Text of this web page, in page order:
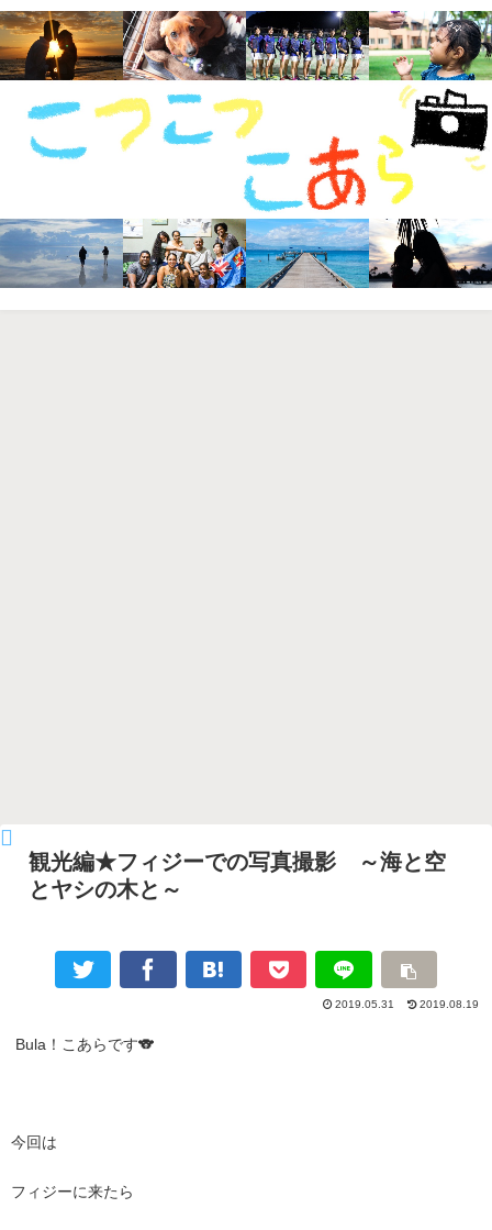
観光編★フィジーでの写真撮影 ～海と空
とヤシの木と～
2019.05.31 2019.08.19
Bula！こあらです🐨
今回は
フィジーに来たら